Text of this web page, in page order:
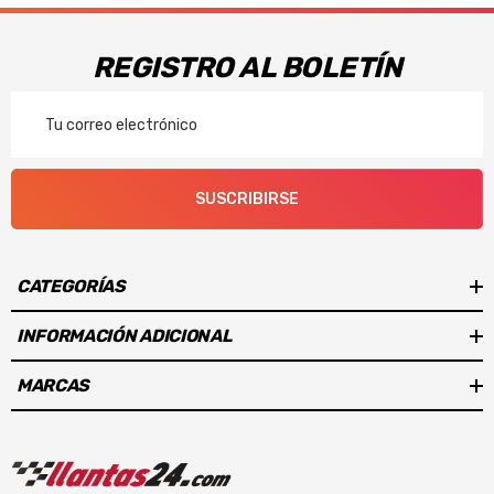
REGISTRO AL BOLETÍN
Electrónico
SUSCRIBIRSE
CATEGORÍAS
INFORMACIÓN ADICIONAL
MARCAS